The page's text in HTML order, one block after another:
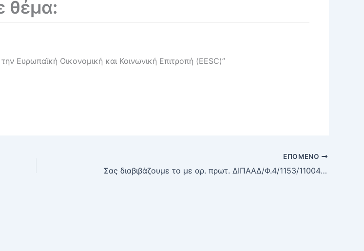
θέμα:
Ευρωπαϊκή Οικονομική και Κοινωνική Επιτροπή (EESC)”
ΕΠΌΜΕΝΟ
Σας διαβιβάζουμε το με αρ. πρωτ. ΔΙΠΑΑΔ/Φ.4/1153/11004/12-8-2022 (ΑΔΑ: 6ΝΛ046ΜΤΛ6-ΤΚΒ) έγγραφο του Τμήματος Ανάπτυξης Ανθρώπινου Δυναμικού της Δ/νσης Προγραμματισμού και Ανάπτυξης Ανθρώπινου Δυναμικού του Υπουργείου Εσωτερικών με θέμα: